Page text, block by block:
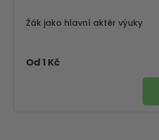
Žák jako hlavní aktér výuky
Od 1 Kč